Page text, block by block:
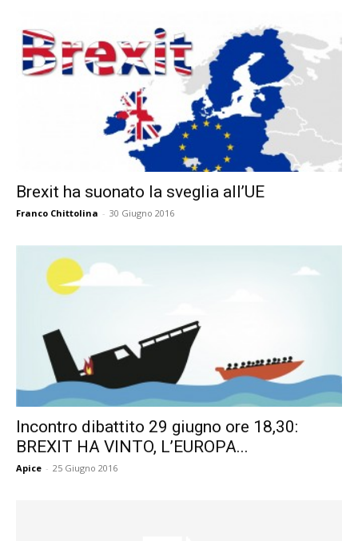
Brexit ha suonato la sveglia all’UE
Franco Chittolina - 30 Giugno 2016
Incontro dibattito 29 giugno ore 18,30:
BREXIT HA VINTO, L’EUROPA...
Apice - 25 Giugno 2016